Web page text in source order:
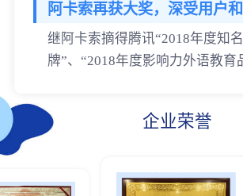
阿卡索再获大奖，深受用户
继阿卡索摘得腾讯“2018年度知
牌”、“2018年度影响力外语教育
企业荣誉